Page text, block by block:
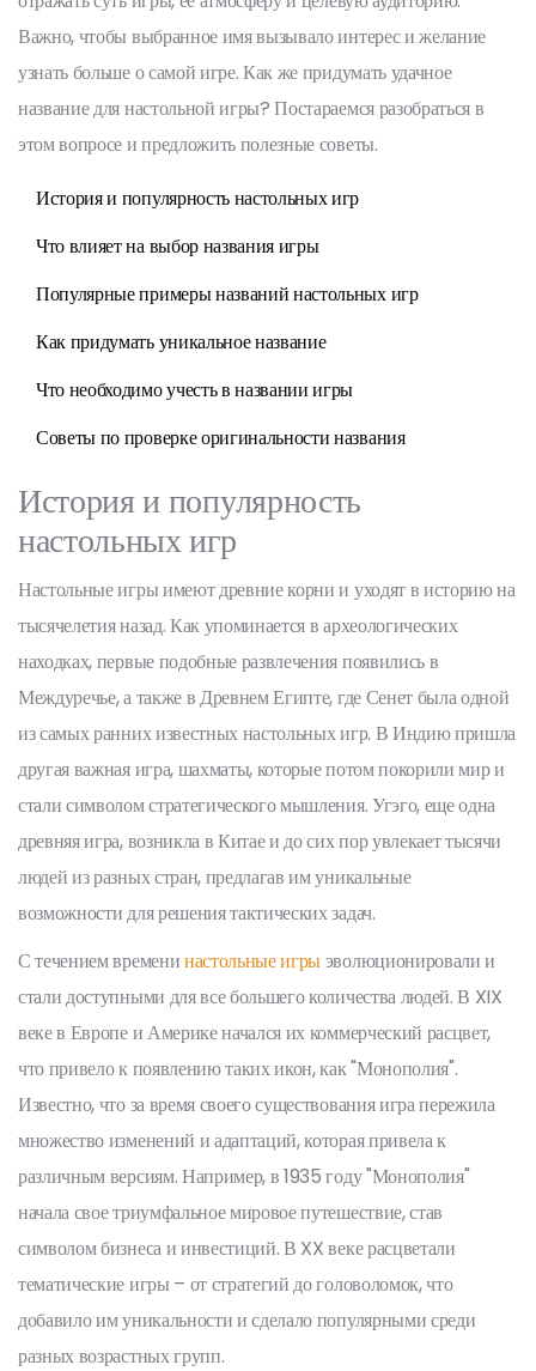
Важно, чтобы выбранное имя вызывало интерес и желание
узнать больше о самой игре. Как же придумать удачное
название для настольной игры? Постараемся разобраться в
этом вопросе и предложить полезные советы.
История и популярность настольных игр
Что влияет на выбор названия игры
Популярные примеры названий настольных игр
Как придумать уникальное название
Что необходимо учесть в названии игры
Советы по проверке оригинальности названия
История и популярность
настольных игр
Настольные игры имеют древние корни и уходят в историю на
тысячелетия назад. Как упоминается в археологических
находках, первые подобные развлечения появились в
Междуречье, а также в Древнем Египте, где Сенет была одной
из самых ранних известных настольных игр. В Индию пришла
другая важная игра, шахматы, которые потом покорили мир и
стали символом стратегического мышления. Угэго, еще одна
древняя игра, возникла в Китае и до сих пор увлекает тысячи
людей из разных стран, предлагав им уникальные
возможности для решения тактических задач.
С течением временинастольные игрыэволюционировали и
стали доступными для все большего количества людей. В XIX
веке в Европе и Америке начался их коммерческий расцвет,
что привело к появлению таких икон, как "Монополия".
Известно, что за время своего существования игра пережила
множество изменений и адаптаций, которая привела к
различным версиям. Например, в 1935 году "Монополия"
начала свое триумфальное мировое путешествие, став
символом бизнеса и инвестиций. В XX веке расцветали
тематические игры – от стратегий до головоломок, что
добавило им уникальности и сделало популярными среди
разных возрастных групп.